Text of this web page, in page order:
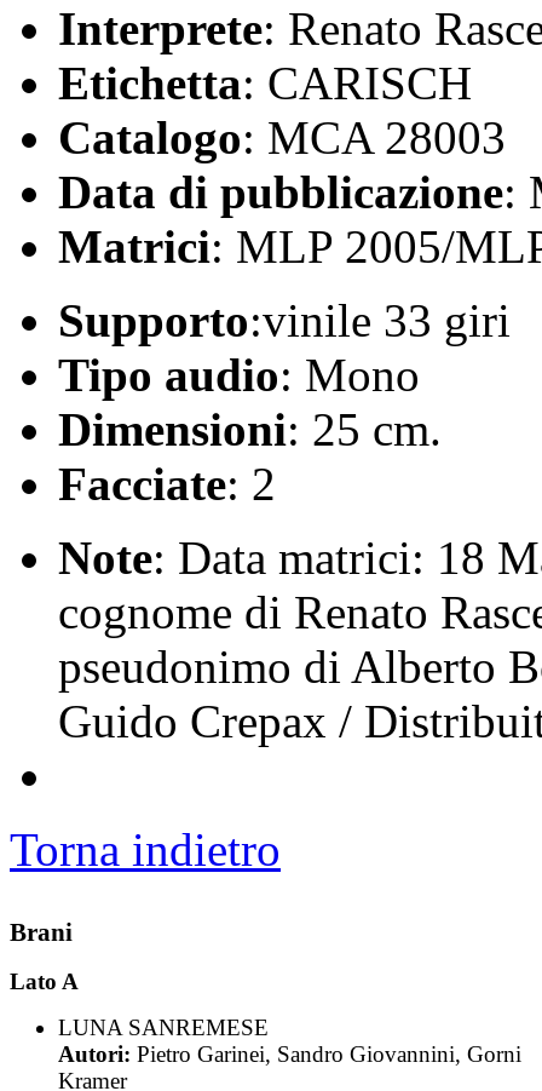
Interprete: Renato
Etichetta: CARISCH
Catalogo: MCA 28003
Data di pubblicazione:
Matrici: MLP 2005/
Supporto:vinile 33 giri
Tipo audio: Mono
Dimensioni: 25 cm.
Facciate: 2
Note: Data matrici: 18
cognome di Renato
pseudonimo di Alberto
Guido Crepax /
Torna indietro
Brani
Lato A
LUNA SANREMESE
Autori: Pietro Garinei, Sandro Giovannini, Gorni
Kramer